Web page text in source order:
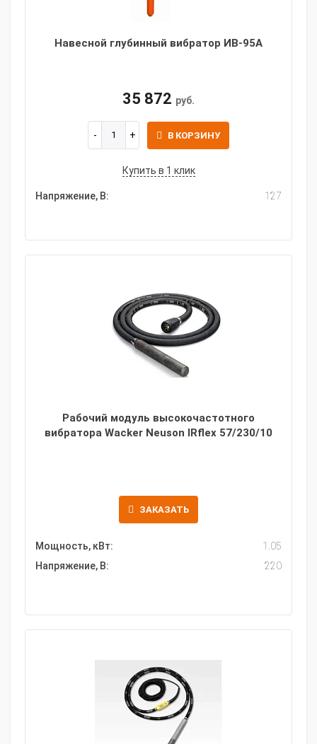
Навесной глубинный вибратор ИВ-95А
35 872 руб.
В КОРЗИНУ
Купить в 1 клик
Напряжение, В: 127
Рабочий модуль высокочастотного
вибратора Wacker Neuson IRflex 57/230/10
ЗАКАЗАТЬ
Мощность, кВт:
1.05
Напряжение, В:
220